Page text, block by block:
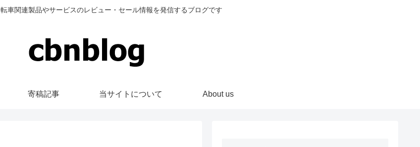
車関連製品やサービスのレビュー・セール情報を発信するブログです
寄稿記事 当サイトについて About us